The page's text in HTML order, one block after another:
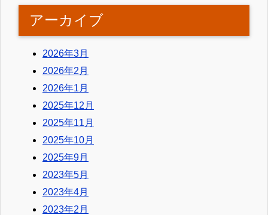
アーカイブ
2026年3月
2026年2月
2026年1月
2025年12月
2025年11月
2025年10月
2025年9月
2023年5月
2023年4月
2023年2月